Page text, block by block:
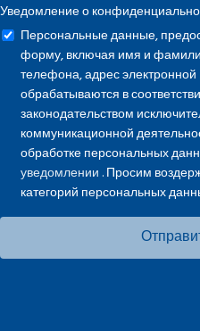
Уведомление о
Персональные данные,
форму, включая имя и
телефона, адрес
обрабатываются в
законодательством
коммуникационной
обработке персональных
уведомлении . Просим
категорий персональных